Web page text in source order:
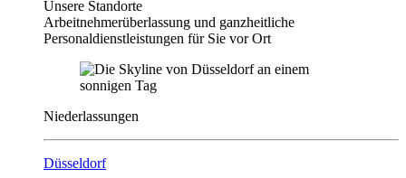
Unsere Standorte
Arbeitnehmerüberlassung und ganzheitliche
Personaldienstleistungen für Sie vor Ort
Niederlassungen
Düsseldorf